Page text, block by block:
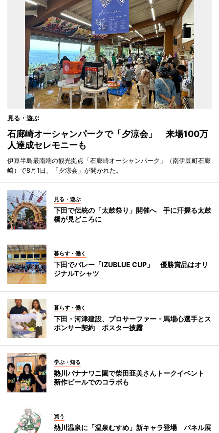
見る・遊ぶ
石廊崎オーシャンパークで「夕涼会」 来場100万
人達成セレモニーも
伊豆半島最南端の観光拠点「石廊崎オーシャンパーク」（南伊豆町石廊
崎）で8月1日、「夕涼会」が開かれた。
見る・遊ぶ
下田で伝統の「太鼓祭り」開催へ 手に汗握る太鼓
橋が見どころに
暮らす・働く
下田でバレー「IZUBLUE CUP」 優勝賞品はオリ
ジナルTシャツ
暮らす・働く
下田・河津建設、プロサーファー・馬場心選手とス
ポンサー契約 ポスター披露
学ぶ・知る
熱川バナナワニ園で柴田亜美さんトークイベント
新作ビールでのコラボも
買う
熱川温泉に「温泉むすめ」新キャラ登場 パネル展